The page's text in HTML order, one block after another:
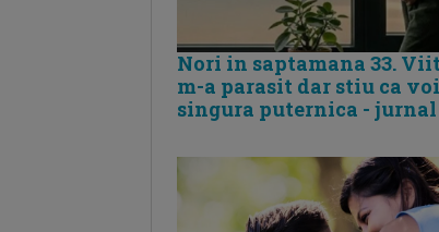
Nori in saptamana 33.
m-a parasit dar stiu ca
singura puternica - jurnal